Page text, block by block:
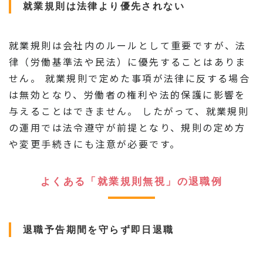
就業規則は法律より優先されない
就業規則は会社内のルールとして重要ですが、法
律（労働基準法や民法）に優先することはありま
せん。 就業規則で定めた事項が法律に反する場合
は無効となり、労働者の権利や法的保護に影響を
与えることはできません。 したがって、就業規則
の運用では法令遵守が前提となり、規則の定め方
や変更手続きにも注意が必要です。
よくある「就業規則無視」の退職例
退職予告期間を守らず即日退職